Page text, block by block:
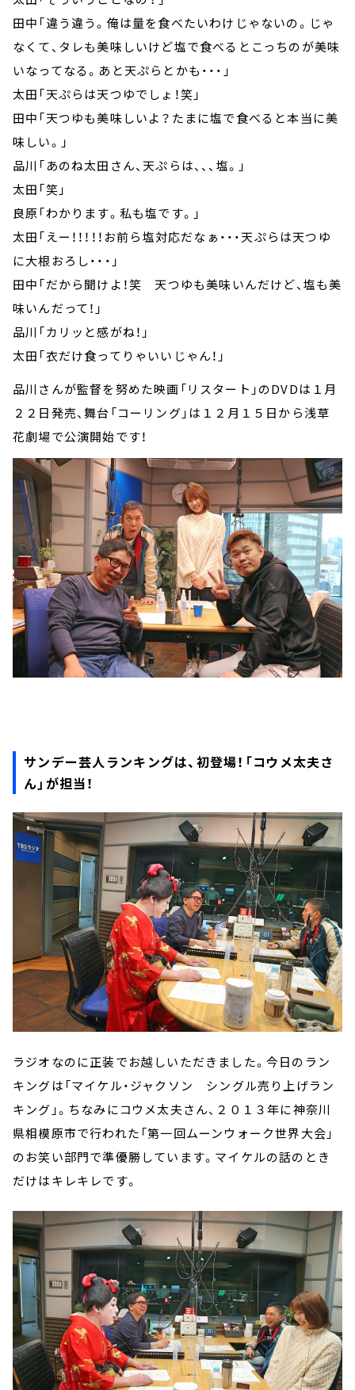
田中「違う違う。俺は量を食べたいわけじゃないの。じゃ
なくて、タレも美味しいけど塩で食べるとこっちのが美味
いなってなる。あと天ぷらとかも・・・」
太田「天ぷらは天つゆでしょ！笑」
田中「天つゆも美味しいよ？たまに塩で食べると本当に美
味しい。」
品川「あのね太田さん、天ぷらは、、、塩。」
太田「笑」
良原「わかります。私も塩です。」
太田「えー！！！！！お前ら塩対応だなぁ・・・天ぷらは天つゆ
に大根おろし・・・」
田中「だから聞けよ！笑 天つゆも美味いんだけど、塩も美
味いんだって！」
品川「カリッと感がね！」
太田「衣だけ食ってりゃいいじゃん！」
品川さんが監督を努めた映画「リスタート」のDVDは１月
２２日発売、舞台「コーリング」は１２月１５日から浅草
花劇場で公演開始です！
サンデー芸人ランキングは、初登場！「コウメ太夫さ
ん」が担当！
ラジオなのに正装でお越しいただきました。今日のラン
キングは「マイケル・ジャクソン シングル売り上げラン
キング」。ちなみにコウメ太夫さん、２０１３年に神奈川
県相模原市で行われた「第一回ムーンウォーク世界大会」
のお笑い部門で準優勝しています。マイケルの話のとき
だけはキレキレです。